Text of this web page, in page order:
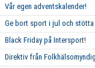
Vår egen adventskalender!
Ge bort sport i jul och
Black Friday på Intersport!
Direktiv från